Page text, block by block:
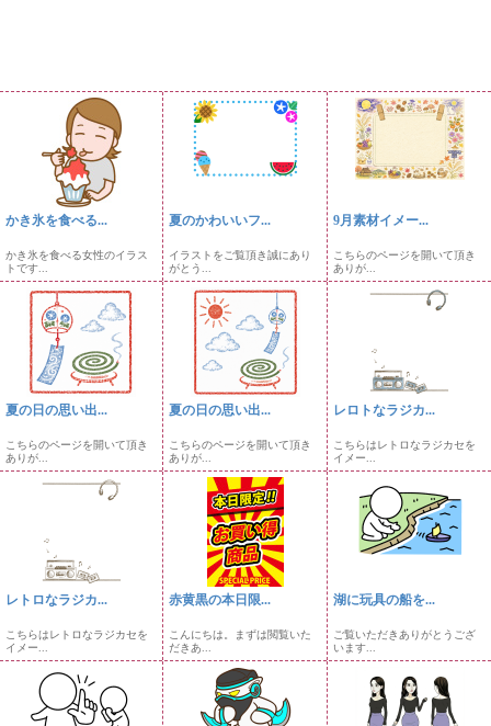
かき氷を食べる...
かき氷を食べる女性のイラス
トです...
夏のかわいいフ...
イラストをご覧頂き誠にあり
がとう...
9月素材イメー...
こちらのページを開いて頂き
ありが...
夏の日の思い出...
こちらのページを開いて頂き
ありが...
夏の日の思い出...
こちらのページを開いて頂き
ありが...
レロトなラジカ...
こちらはレトロなラジカセを
イメー...
レトロなラジカ...
こちらはレトロなラジカセを
イメー...
赤黄黒の本日限...
こんにちは。まずは閲覧いた
だきあ...
湖に玩具の船を...
ご覧いただきありがとうござ
います...